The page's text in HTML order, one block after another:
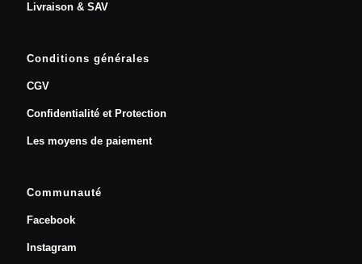
Livraison & SAV
Conditions générales
CGV
Confidentialité et Protection
Les moyens de paiement
Communauté
Facebook
Instagram